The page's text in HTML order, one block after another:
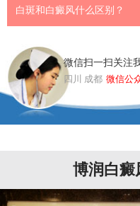
白斑和白癜风什么区别？
微信扫一扫关注
四川 成都 微信公
博润白癜